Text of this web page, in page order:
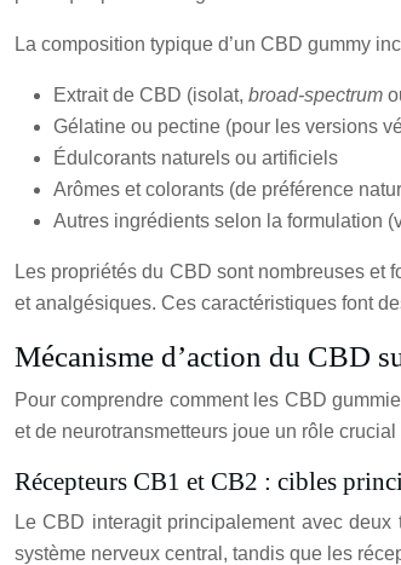
La composition typique d’un CBD gummy
Extrait de CBD (isolat, broad-spectrum
Gélatine ou pectine (pour les versions
Édulcorants naturels ou artificiels
Arômes et colorants (de préférence
Autres ingrédients selon la formulation
Les propriétés du CBD sont nombreuses et
et analgésiques. Ces caractéristiques font
Mécanisme d’action du CBD
Pour comprendre comment les CBD
et de neurotransmetteurs joue un rôle
Récepteurs CB1 et CB2 : cibles
Le CBD interagit principalement avec
système nerveux central, tandis que les